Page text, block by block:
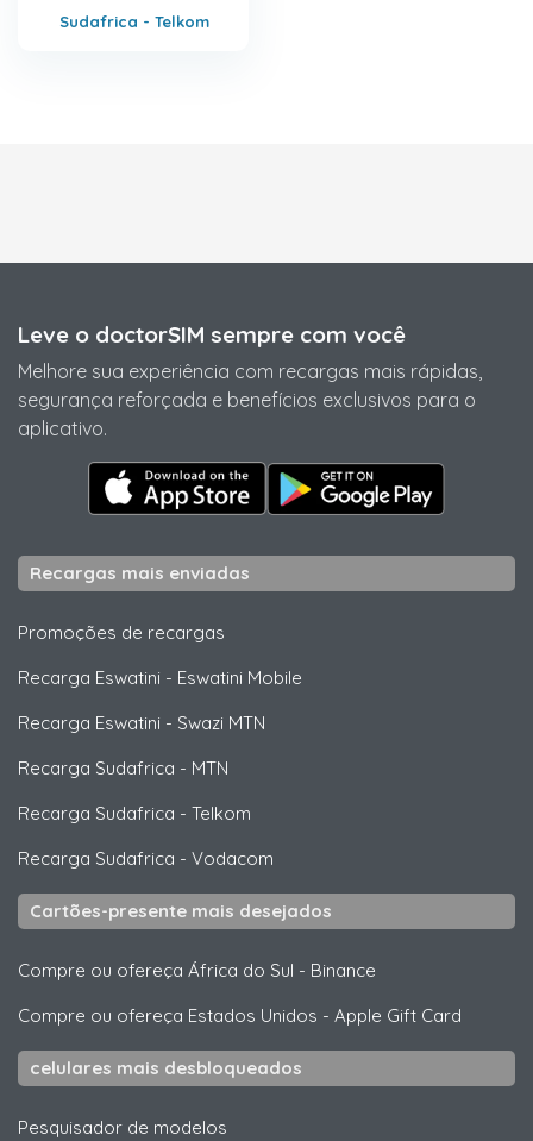
Sudafrica - Telkom
Leve o doctorSIM sempre com você
Melhore sua experiência com recargas mais rápidas,
segurança reforçada e benefícios exclusivos para o
aplicativo.
Recargas mais enviadas
Promoções de recargas
Recarga Eswatini - Eswatini Mobile
Recarga Eswatini - Swazi MTN
Recarga Sudafrica - MTN
Recarga Sudafrica - Telkom
Recarga Sudafrica - Vodacom
Cartões-presente mais desejados
Compre ou ofereça África do Sul - Binance
Compre ou ofereça Estados Unidos - Apple Gift Card
celulares mais desbloqueados
Pesquisador de modelos